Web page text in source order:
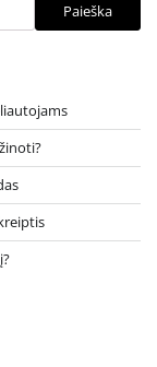
Paieška